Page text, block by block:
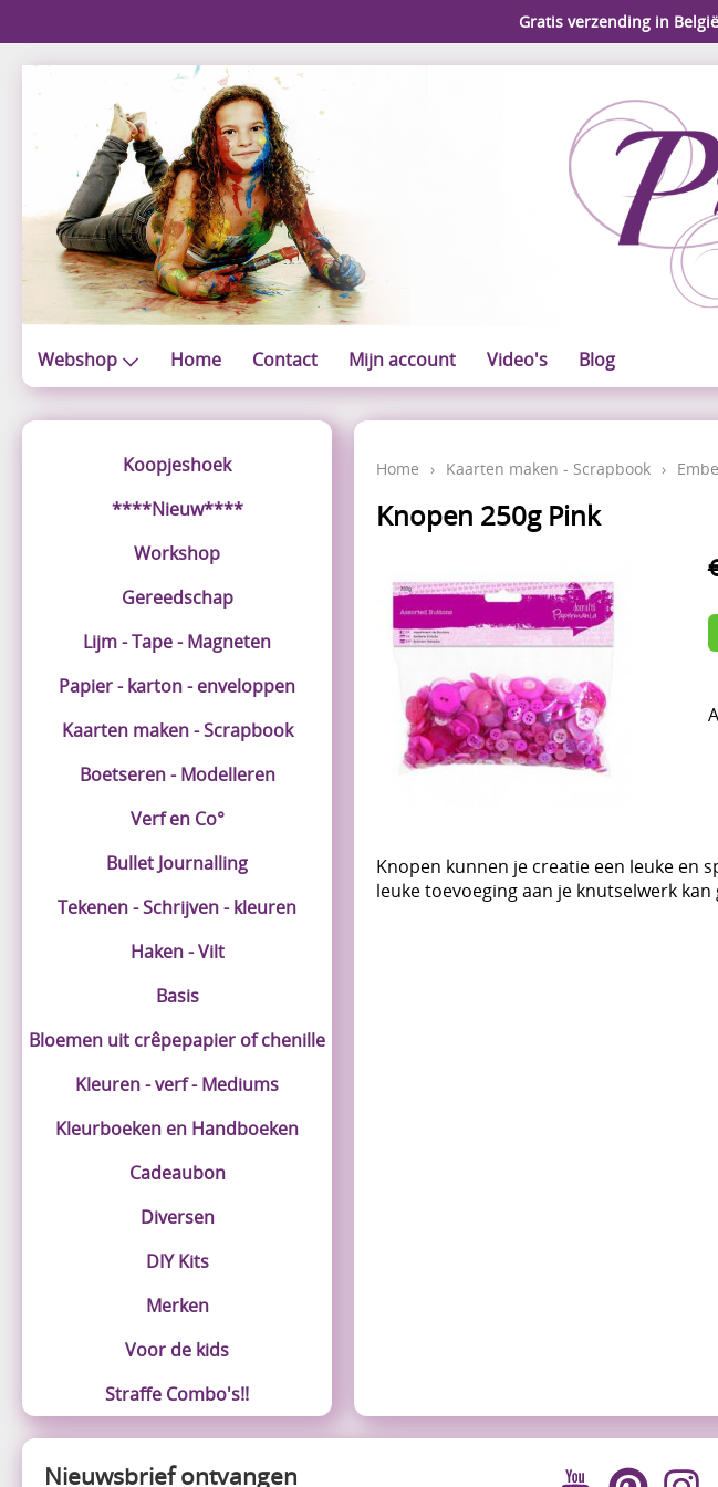
Gratis verzending in
Webshop Home Contact Mijn account Video's Blog
Koopjeshoek
****Nieuw****
Workshop
Gereedschap
Lijm - Tape - Magneten
Papier - karton - enveloppen
Kaarten maken - Scrapbook
Boetseren - Modelleren
Verf en Co°
Bullet Journalling
Tekenen - Schrijven - kleuren
Haken - Vilt
Basis
Bloemen uit crêpepapier of chenille
Kleuren - verf - Mediums
Kleurboeken en Handboeken
Cadeaubon
Diversen
DIY Kits
Merken
Voor de kids
Straffe Combo's!!
Home › Kaarten maken - Scrapbook ›
Knopen 250g Pink
Knopen kunnen je creatie een leuke en
leuke toevoeging aan je knutselwerk kan
Nieuwsbrief ontvangen